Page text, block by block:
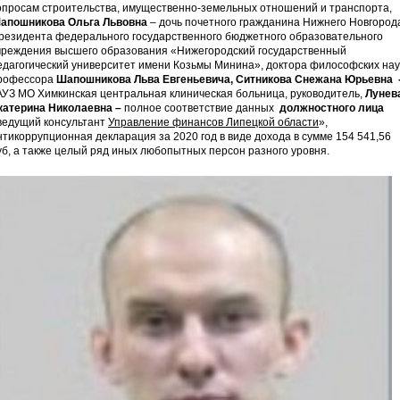
строительства, имущественно-земельных отношений и транспорта,
Ольга Львовна – дочь почетного гражданина Нижнего
федерального государственного бюджетного образовательного
высшего образования «Нижегородский государственный
университет имени Козьмы Минина», доктора философских
Шапошникова Льва Евгеньевича, Ситникова Снежана Юрьевна
МО Химкинская центральная клиническая больница, руководитель,
Николаевна – полное соответствие данных должностного лица
консультант Управление финансов Липецкой области»,
декларация за 2020 год в виде дохода в сумме 154 541,56
а также целый ряд иных любопытных персон разного уровня.